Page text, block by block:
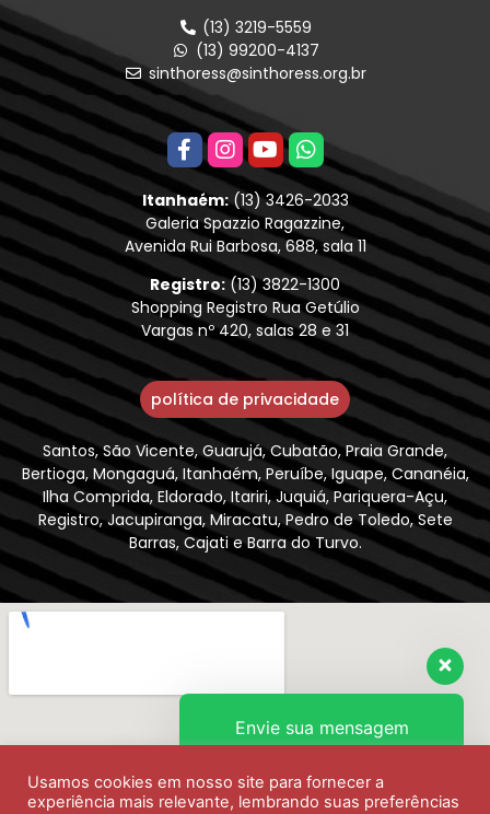
(13) 3219-5559
(13) 99200-4137
sinthoress@sinthoress.org.br
Itanhaém:(13) 3426-2033
Galeria Spazzio Ragazzine,
Avenida Rui Barbosa, 688, sala 11
Registro:(13) 3822-1300
Shopping Registro Rua Getúlio
Vargas nº 420, salas 28 e 31
política de privacidade
Santos, São Vicente, Guarujá, Cubatão, Praia Grande,
Bertioga, Mongaguá, Itanhaém, Peruíbe, Iguape, Cananéia,
Ilha Comprida, Eldorado, Itariri, Juquiá, Pariquera-Açu,
Registro, Jacupiranga, Miracatu, Pedro de Toledo, Sete
Barras, Cajati e Barra do Turvo.
Usamos cookies em nosso site para fornecer a
experiência mais relevante, lembrando suas preferências
Envie sua mensagem
Olá, como podemos ajudar?